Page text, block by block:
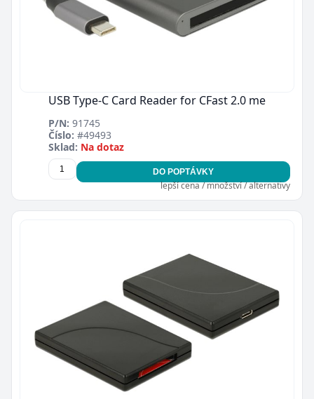
USB Type-C Card Reader for CFast 2.0 me
P/N: 91745
Číslo: #49493
Sklad: Na dotaz
DO POPTÁVKY
lepší cena / množství / alternativy